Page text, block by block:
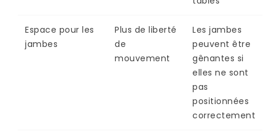
Espace pour les
jambes
Plus de liberté
de
mouvement
Les jambes
peuvent être
gênantes si
elles ne sont
pas
positionnées
correctement